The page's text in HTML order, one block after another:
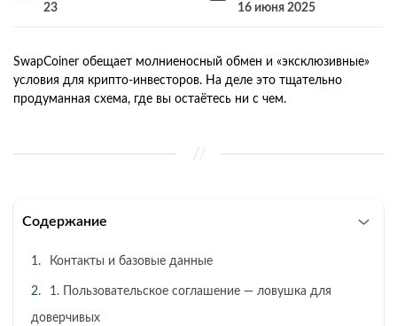
23
16 июня 2025
SwapCoiner обещает молниеносный обмен и «эксклюзивные»
условия для крипто-инвесторов. На деле это тщательно
продуманная схема, где вы остаётесь ни с чем.
Содержание
Контакты и базовые данные
1. Пользовательское соглашение — ловушка для
доверчивых